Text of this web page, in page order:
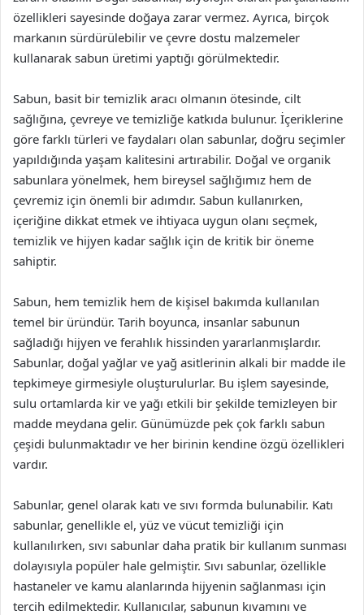
özellikleri sayesinde doğaya zarar vermez. Ayrıca, birçok
markanın sürdürülebilir ve çevre dostu malzemeler
kullanarak sabun üretimi yaptığı görülmektedir.
Sabun, basit bir temizlik aracı olmanın ötesinde, cilt
sağlığına, çevreye ve temizliğe katkıda bulunur. İçeriklerine
göre farklı türleri ve faydaları olan sabunlar, doğru seçimler
yapıldığında yaşam kalitesini artırabilir. Doğal ve organik
sabunlara yönelmek, hem bireysel sağlığımız hem de
çevremiz için önemli bir adımdır. Sabun kullanırken,
içeriğine dikkat etmek ve ihtiyaca uygun olanı seçmek,
temizlik ve hijyen kadar sağlık için de kritik bir öneme
sahiptir.
Sabun, hem temizlik hem de kişisel bakımda kullanılan
temel bir üründür. Tarih boyunca, insanlar sabunun
sağladığı hijyen ve ferahlık hissinden yararlanmışlardır.
Sabunlar, doğal yağlar ve yağ asitlerinin alkali bir madde ile
tepkimeye girmesiyle oluşturulurlar. Bu işlem sayesinde,
sulu ortamlarda kir ve yağı etkili bir şekilde temizleyen bir
madde meydana gelir. Günümüzde pek çok farklı sabun
çeşidi bulunmaktadır ve her birinin kendine özgü özellikleri
vardır.
Sabunlar, genel olarak katı ve sıvı formda bulunabilir. Katı
sabunlar, genellikle el, yüz ve vücut temizliği için
kullanılırken, sıvı sabunlar daha pratik bir kullanım sunması
dolayısıyla popüler hale gelmiştir. Sıvı sabunlar, özellikle
hastaneler ve kamu alanlarında hijyenin sağlanması için
tercih edilmektedir. Kullanıcılar, sabunun kıvamını ve